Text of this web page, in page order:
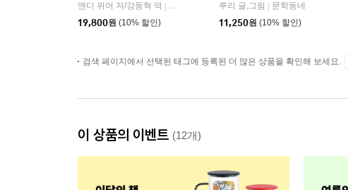
앤디 위어 저/강동혁 역
알에이치코리아(RHK)
19,800원 (10% 할인)
루리 글,그림
문학동네
11,250원 (10% 할인)
검색 페이지에서 선택된 태그에 등록된 더 많은 상품을 확인해 보세요.
이 상품의 이벤트 (12개)